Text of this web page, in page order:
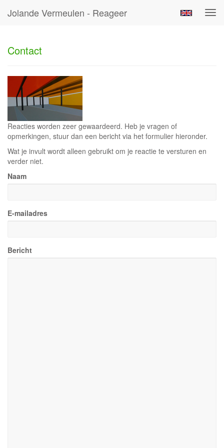
Jolande Vermeulen - Reageer
Contact
Reacties worden zeer gewaardeerd. Heb je vragen of
opmerkingen, stuur dan een bericht via het formulier hieronder.
Wat je invult wordt alleen gebruikt om je reactie te versturen en
verder niet.
Naam
E-mailadres
Bericht